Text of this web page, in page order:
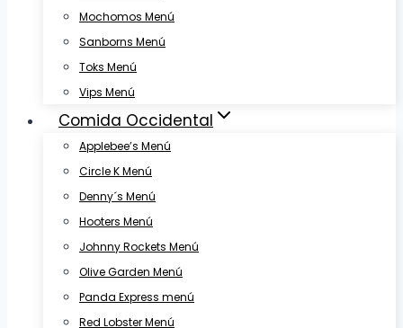
Mochomos Menú
Sanborns Menú
Toks Menú
Vips Menú
Comida Occidental
Applebee’s Menú
Circle K Menú
Denny´s Menú
Hooters Menú
Johnny Rockets Menú
Olive Garden Menú
Panda Express menú
Red Lobster Menú